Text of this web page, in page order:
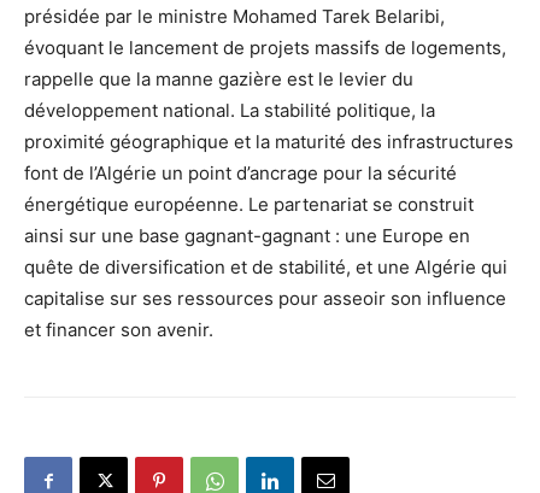
présidée par le ministre Mohamed Tarek Belaribi,
évoquant le lancement de projets massifs de logements,
rappelle que la manne gazière est le levier du
développement national. La stabilité politique, la
proximité géographique et la maturité des infrastructures
font de l’Algérie un point d’ancrage pour la sécurité
énergétique européenne. Le partenariat se construit
ainsi sur une base gagnant-gagnant : une Europe en
quête de diversification et de stabilité, et une Algérie qui
capitalise sur ses ressources pour asseoir son influence
et financer son avenir.